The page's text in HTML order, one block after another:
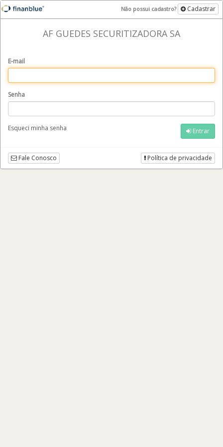
Não possui cadastro? Cadastrar
AF GUEDES SECURITIZADORA SA
E-mail
Senha
Entrar
Esqueci minha senha
Fale Conosco Política de privacidade